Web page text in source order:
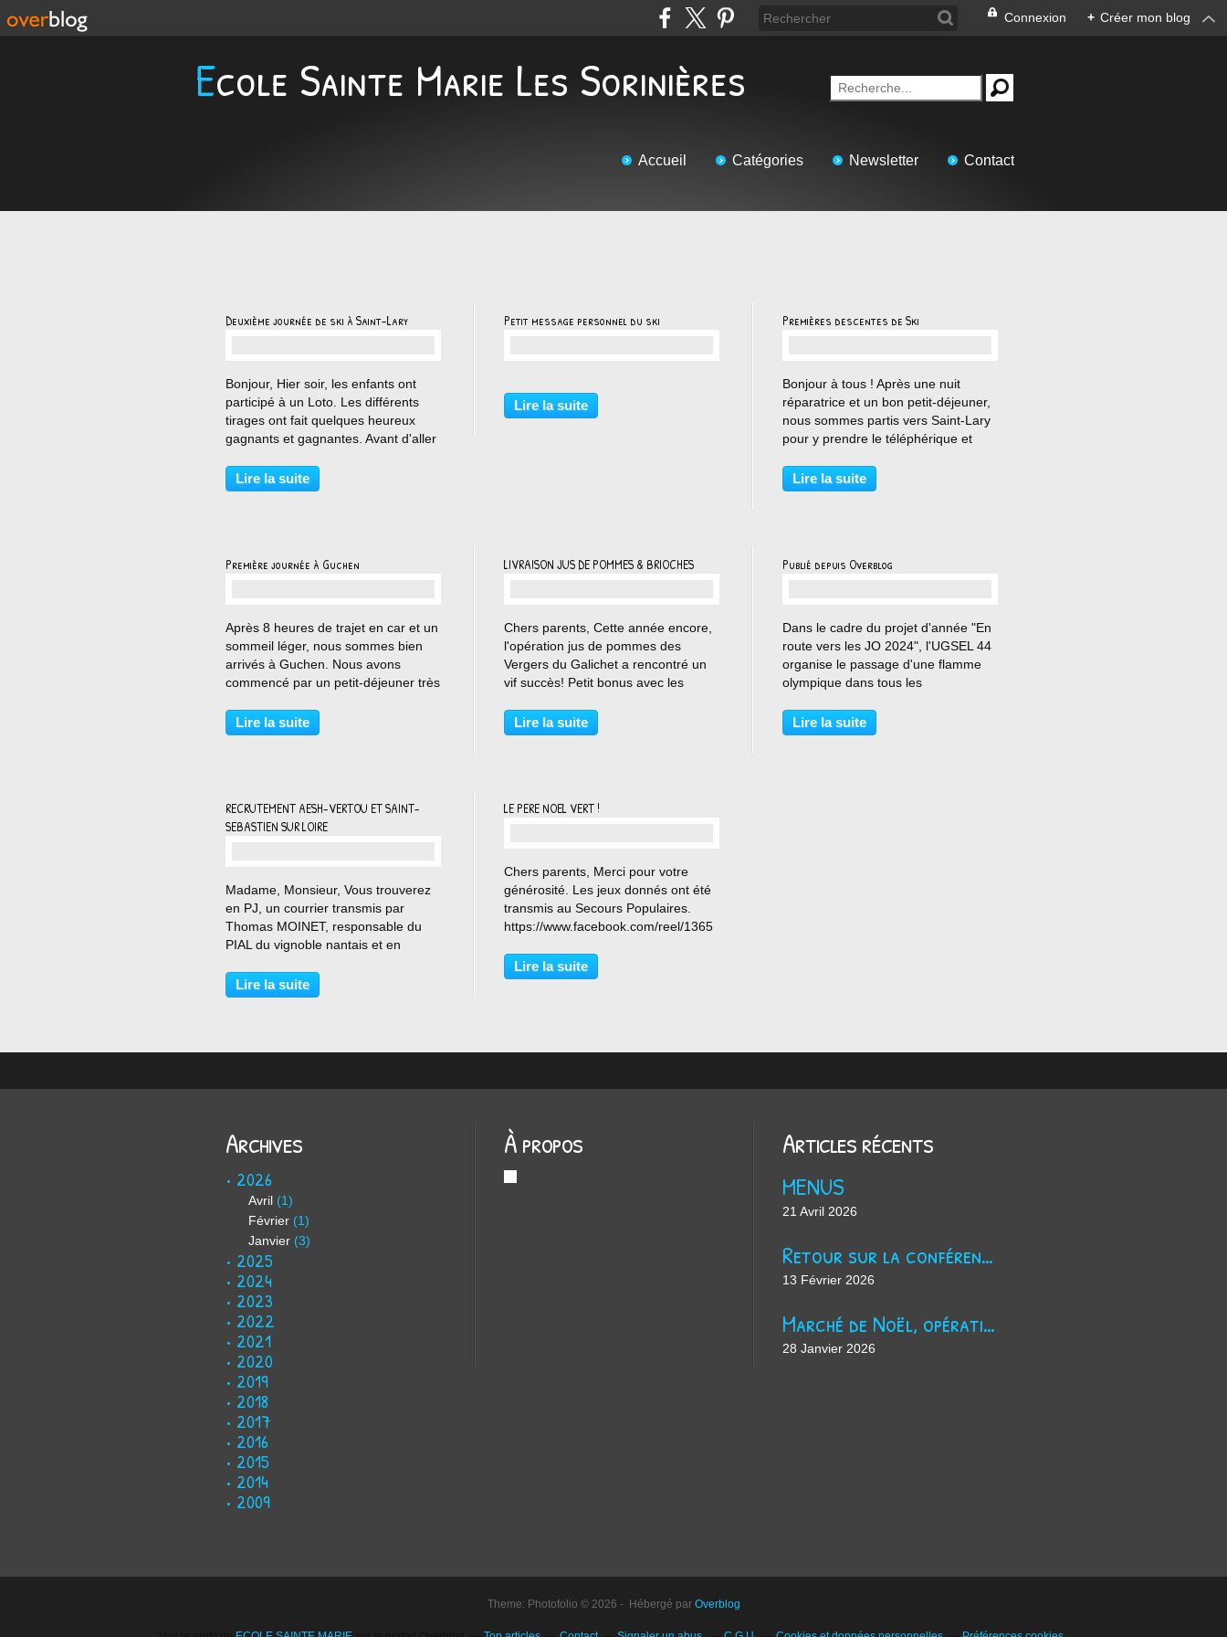
Connexion + Créer mon blog
Ecole Sainte Marie Les Sorinières
Accueil Catégories Newsletter Contact
Deuxième journée de ski à Saint-Lary
Bonjour, Hier soir, les enfants ont
participé à un Loto. Les différents
tirages ont fait quelques heureux
gagnants et gagnantes. Avant d'aller
un petit lot de consolation. Ce matin,
pour découvrir un nouvel accès
Lire la suite
Petit message personnel du ski
Lire la suite
Premières descentes de Ski
Bonjour à tous ! Après une nuit
réparatrice et un bon petit-déjeuner,
nous sommes partis vers Saint-Lary
pour y prendre le téléphérique et
enfants ont pu récupérer leur
matériel de ski : casques,
Lire la suite
Première journée à Guchen
Après 8 heures de trajet en car et un
sommeil léger, nous sommes bien
arrivés à Guchen. Nous avons
commencé par un petit-déjeuner très
possession de nos chambres. A 11 h,
départ pour l'aventure : 7 km de
Lire la suite
LIVRAISON JUS DE POMMES & BRIOCHES
Chers parents, Cette année encore,
l'opération jus de pommes des
Vergers du Galichet a rencontré un
vif succès! Petit bonus avec les
possible de commander du jus de
pommes jusqu'à ce soir si vous le
Lire la suite
Publié depuis Overblog
Dans le cadre du projet d'année "En
route vers les JO 2024", l'UGSEL 44
organise le passage d'une flamme
olympique dans tous les
et mardi 9 janvier, c'était le tour des
élèves de l'école Sainte-Marie
Lire la suite
RECRUTEMENT AESH-VERTOU ET SAINT-
SEBASTIEN SUR LOIRE
Madame, Monsieur, Vous trouverez
en PJ, un courrier transmis par
Thomas MOINET, responsable du
PIAL du vignoble nantais et en
le secteur. Cordialement, David
LANDAIS
Lire la suite
LE PERE NOEL VERT !
Chers parents, Merci pour votre
générosité. Les jeux donnés ont été
transmis au Secours Populaires.
https://www.facebook.com/reel/1365
Lire la suite
Archives
2026
Avril (1)
Février (1)
Janvier (3)
2025
2024
2023
2022
2021
2020
2019
2018
2017
2016
2015
2014
2009
À propos Articles récents
MENUS
21 Avril 2026
Retour sur la conférence sur le harcèlement scolaire !
13 Février 2026
Marché de Noël, opération jus de pomme et maintenant ?
28 Janvier 2026
Theme: Photofolio © 2026 - Hébergé par Overblog